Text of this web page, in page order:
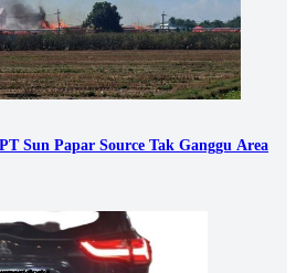
Sun Papar Source Tak Ganggu Area